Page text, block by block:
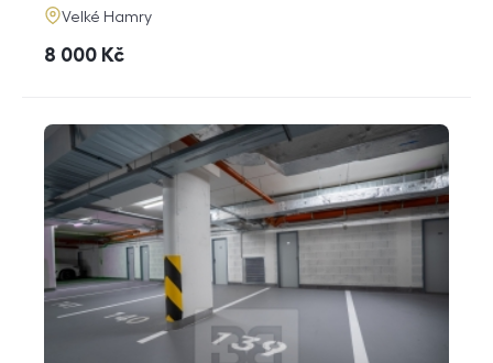
adresa
Velké Hamry
cena
8 000 Kč